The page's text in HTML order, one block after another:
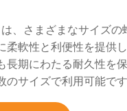
、さまざまなサイズ
柔軟性と利便性を提供
長期にわたる耐久性を
サイズで利用可能です